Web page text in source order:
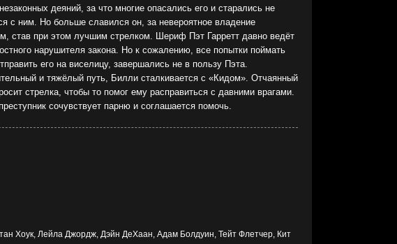
деяний, за что многие опасались его и старались не
с ним. Но больше славился он, за невероятное владение
став при этом лучшим стрелком. Шериф Пэт Гарретт давно ведёт
нарушителя закона. Но к сожалению, все попытки поймать
его на виселицу, завершались не в пользу Пэта.
и тяжёлый путь, Билли сталкивается с «Кидом». Отчаянный
стрелка, чтобы то помог ему расправиться с давними врагами.
сочувствует парню и соглашается помочь.
Хоук, Лейла Джордж, Дэйн ДеХаан, Адам Болдуин, Тейт Флетчер, Кит